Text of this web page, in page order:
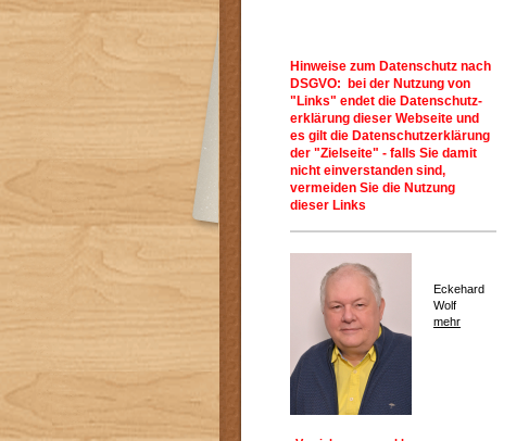
Hinweise zum Datenschutz nach
DSGVO: bei der Nutzung von
"Links" endet die Datenschutz-
erklärung dieser Webseite und
es gilt die Datenschutzerklärung
der "Zielseite" - falls Sie damit
nicht einverstanden sind,
vermeiden Sie die Nutzung
dieser Links
Eckehard
Wolf
mehr